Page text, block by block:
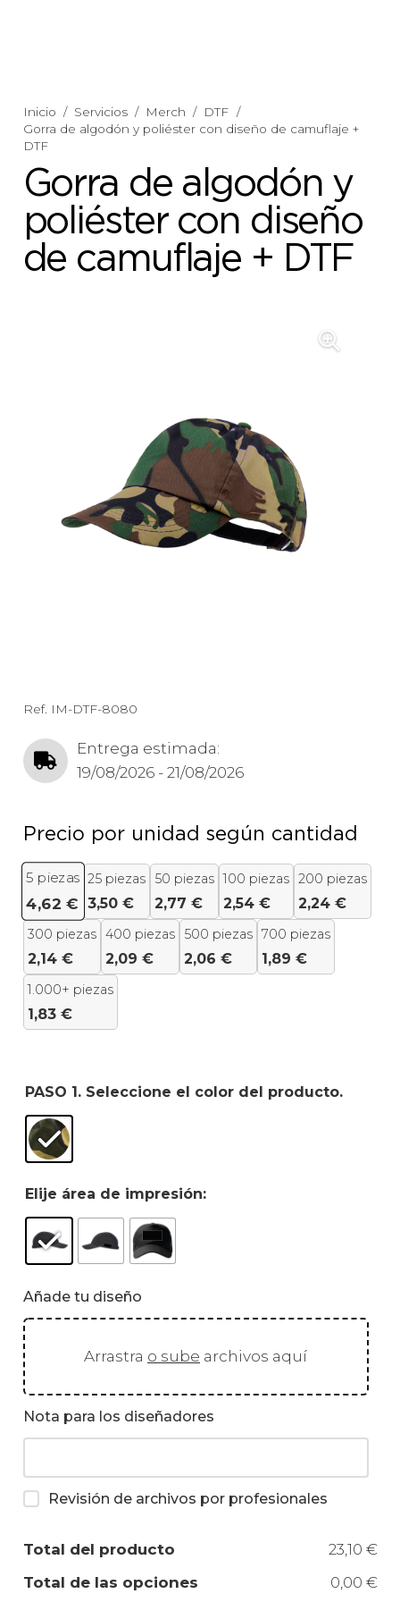
Inicio / Servicios / Merch / DTF /
Gorra de algodón y poliéster con diseño de camuflaje +
DTF
Gorra de algodón y
poliéster con diseño
de camuflaje + DTF
Ref. IM-DTF-8080
Entrega estimada:
19/08/2026 - 21/08/2026
Precio por unidad según cantidad
5 piezas
4,62 €
25 piezas
3,50 €
50 piezas
2,77 €
100 piezas
2,54 €
200 piezas
2,24 €
300 piezas
2,14 €
400 piezas
2,09 €
500 piezas
2,06 €
700 piezas
1,89 €
1.000+ piezas
1,83 €
PASO 1. Seleccione el color del producto.
Elije área de impresión:
Añade tu diseño
Arrastra o sube archivos aquí
Nota para los diseñadores
Revisión de archivos por profesionales
Total del producto
23,10 €
Total de las opciones
0,00 €